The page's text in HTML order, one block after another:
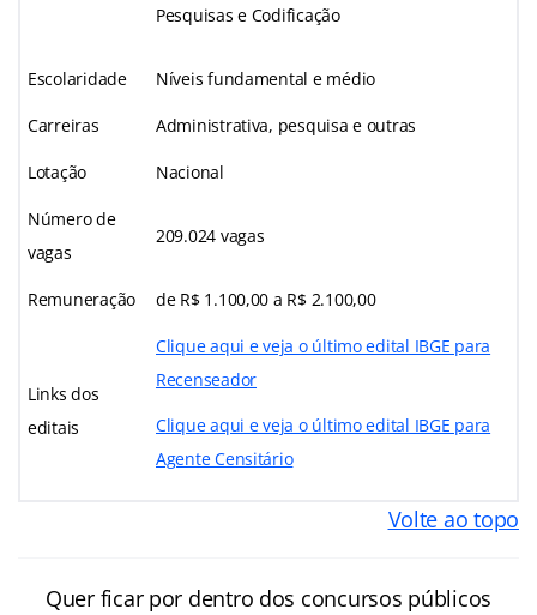
Pesquisas e Codificação
Escolaridade Níveis fundamental e médio
Carreiras Administrativa, pesquisa e outras
Lotação Nacional
Número de
vagas
209.024 vagas
Remuneração de R$ 1.100,00 a R$ 2.100,00
Links dos
editais
Clique aqui e veja o último edital IBGE para
Recenseador
Clique aqui e veja o último edital IBGE para
Agente Censitário
Volte ao topo
Quer ficar por dentro dos concursos públicos